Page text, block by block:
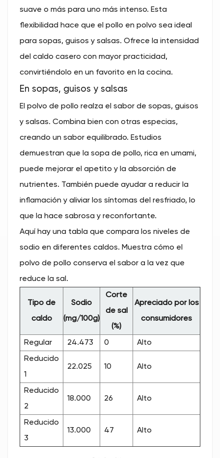
suave o más para uno más intenso. Esta
flexibilidad hace que el pollo en polvo sea ideal
para sopas, guisos y salsas. Ofrece la intensidad
del caldo casero con mayor practicidad,
convirtiéndolo en un favorito en la cocina.
En sopas, guisos y salsas
El polvo de pollo realza el sabor de sopas, guisos
y salsas. Combina bien con otras especias,
creando un sabor equilibrado. Estudios
demuestran que la sopa de pollo, rica en umami,
puede mejorar el apetito y la absorción de
nutrientes. También puede ayudar a reducir la
inflamación y aliviar los síntomas del resfriado, lo
que la hace sabrosa y reconfortante.
Aquí hay una tabla que compara los niveles de
sodio en diferentes caldos. Muestra cómo el
polvo de pollo conserva el sabor a la vez que
reduce la sal.
Tipo de
caldo
Sodio
(mg/100g)
Corte
de sal
(%)
Apreciado por los
consumidores
Regular 24.473 0 Alto
Reducido
1
22.025 10 Alto
Reducido
2
18.000 26 Alto
Reducido
3
13.000 47 Alto